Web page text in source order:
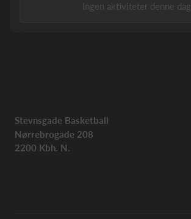
Ingen aktiviteter denne dag
Stevnsgade Basketball
Nørrebrogade 208
2200 Kbh. N.